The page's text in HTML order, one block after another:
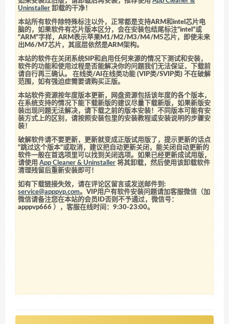
Uninstaller 卸载的干净！
本站所有软件除特殊标注以外，正常都是支持ARM和intel芯片电
脑的，如果软件有芯片版本区分，会在安装包结尾标注“intel”或
“ARM”字样，ARM表示苹果M1/M2/M3/M4/M5芯片，即使未来
出M6/M7芯片，其底层依然是ARM架构。
本站的软件在关闭系统SIP和启用任何来源的情况下测试和安装，
软件的功能和使用过程是否能解决你的问题我们无法保证，下载前
请自行再三确认。 在线类/AI在线类功能 (VIP类/SVIP类) 不在破解
范围，如有强迫症需要请购买正版。
本站软件资源按年度版本更新，网盘资源包括该年度的各个版本，
在系统支持的情况下能下载新版的建议尽量下载新版，如果新版安
装出现问题无法解决，请下载之前的版本安装！不同版本可能有安
装方式上的区别，请按照安装包里的安装教程或安装说明的步骤安
装！
破解软件请不要更新，更新就变成正版试用版了，提示更新的话点
“跳过这个版本”或取消，建议把自动更新关闭，能关闭自动更新的
软件一般在首选项里可以找到关闭选项。如果已经更新成试用版，
请使用App Cleaner & Uninstaller 将其卸载，然后使用该卸载软件
清理残留后重新安装即可！
如有下载链接失效，请在评论区留言或发送邮件到:
service@apppvp.com。VIP用户有软件安装问题请加客服微信（加
微信请备注您在本站的会员ID否则不予通过，微信号：
apppvp666 ），客服在线时间：9:30-23:00。